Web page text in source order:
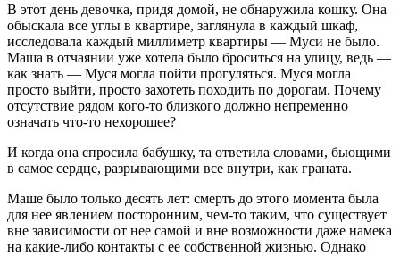
В этот день девочка, придя домой, не обнаружила кошку. Она
обыскала все углы в квартире, заглянула в каждый шкаф,
исследовала каждый миллиметр квартиры — Муси не было.
Маша в отчаянии уже хотела было броситься на улицу, ведь —
как знать — Муся могла пойти прогуляться. Муся могла
просто выйти, просто захотеть походить по дорогам. Почему
отсутствие рядом кого-то близкого должно непременно
означать что-то нехорошее?
И когда она спросила бабушку, та ответила словами, бьющими
в самое сердце, разрывающими все внутри, как граната.
Маше было только десять лет: смерть до этого момента была
для нее явлением посторонним, чем-то таким, что существует
вне зависимости от нее самой и вне возможности даже намека
на какие-либо контакты с ее собственной жизнью. Однако